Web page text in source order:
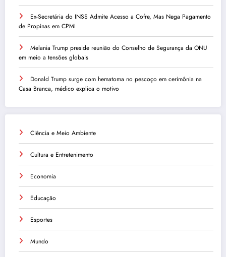
Ex-Secretária do INSS Admite Acesso a Cofre, Mas Nega Pagamento
de Propinas em CPMI
Melania Trump preside reunião do Conselho de Segurança da ONU
em meio a tensões globais
Donald Trump surge com hematoma no pescoço em cerimônia na
Casa Branca, médico explica o motivo
Ciência e Meio Ambiente
Cultura e Entretenimento
Economia
Educação
Esportes
Mundo